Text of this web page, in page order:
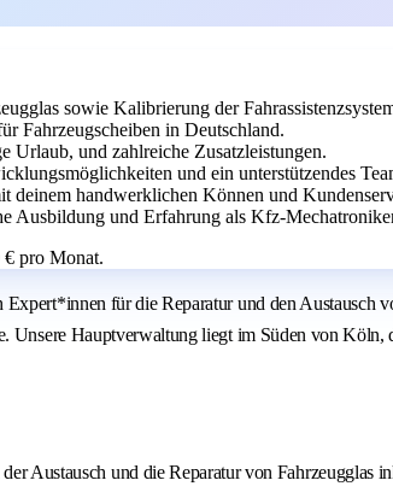
sowie Kalibrierung der
Fahrzeugscheiben in Deutschland.
Urlaub, und zahlreiche Zusatzleistungen.
und ein unterstützendes
deinem handwerklichen Können und
Ausbildung und Erfahrung als Kfz-
€ pro Monat.
für die Reparatur und den
Unsere Hauptverwaltung liegt im Süden von
Austausch und die Reparatur von Fahrzeugglas